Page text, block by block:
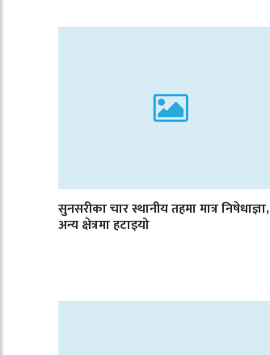
सुनसरीका चार स्थानीय तहमा मात्र निषेधाज्ञा,
अन्य क्षेत्रमा हटाइयो